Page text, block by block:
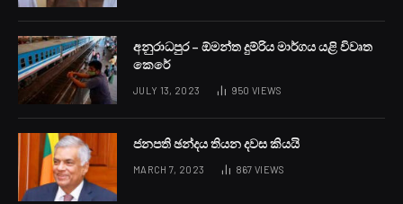
අනුරාධපුර – ඕමන්ත දුම්රිය මාර්ගය යළි විවෘත
කෙරේ
JULY 13, 2023 950 VIEWS
ජනපති ඡන්දය තියන දවස කියයි
MARCH 7, 2023 867 VIEWS